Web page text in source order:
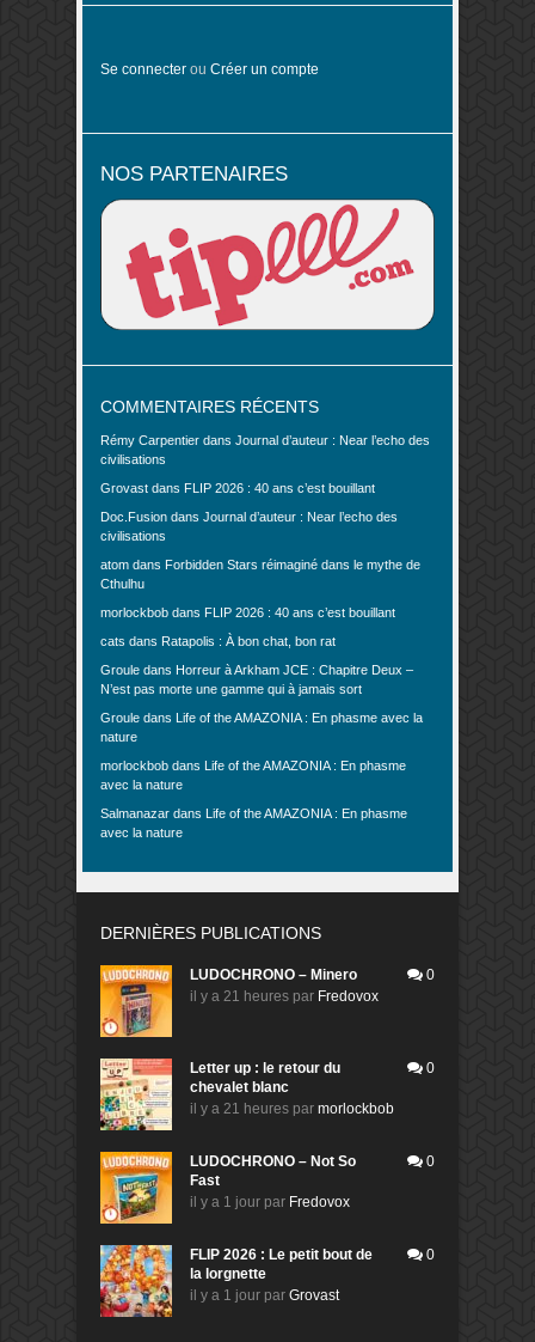
Se connecter ou Créer un compte
NOS PARTENAIRES
COMMENTAIRES RÉCENTS
Rémy Carpentier dans Journal d’auteur : Near l’echo des
civilisations
Grovast dans FLIP 2026 : 40 ans c’est bouillant
Doc.Fusion dans Journal d’auteur : Near l’echo des
civilisations
atom dans Forbidden Stars réimaginé dans le mythe de
Cthulhu
morlockbob dans FLIP 2026 : 40 ans c’est bouillant
cats dans Ratapolis : À bon chat, bon rat
Groule dans Horreur à Arkham JCE : Chapitre Deux –
N’est pas morte une gamme qui à jamais sort
Groule dans Life of the AMAZONIA : En phasme avec la
nature
morlockbob dans Life of the AMAZONIA : En phasme
avec la nature
Salmanazar dans Life of the AMAZONIA : En phasme
avec la nature
DERNIÈRES PUBLICATIONS
LUDOCHRONO – Minero
il y a 21 heures par Fredovox
0
Letter up : le retour du
chevalet blanc
il y a 21 heures par morlockbob
0
LUDOCHRONO – Not So
Fast
il y a 1 jour par Fredovox
0
FLIP 2026 : Le petit bout de
la lorgnette
il y a 1 jour par Grovast
0